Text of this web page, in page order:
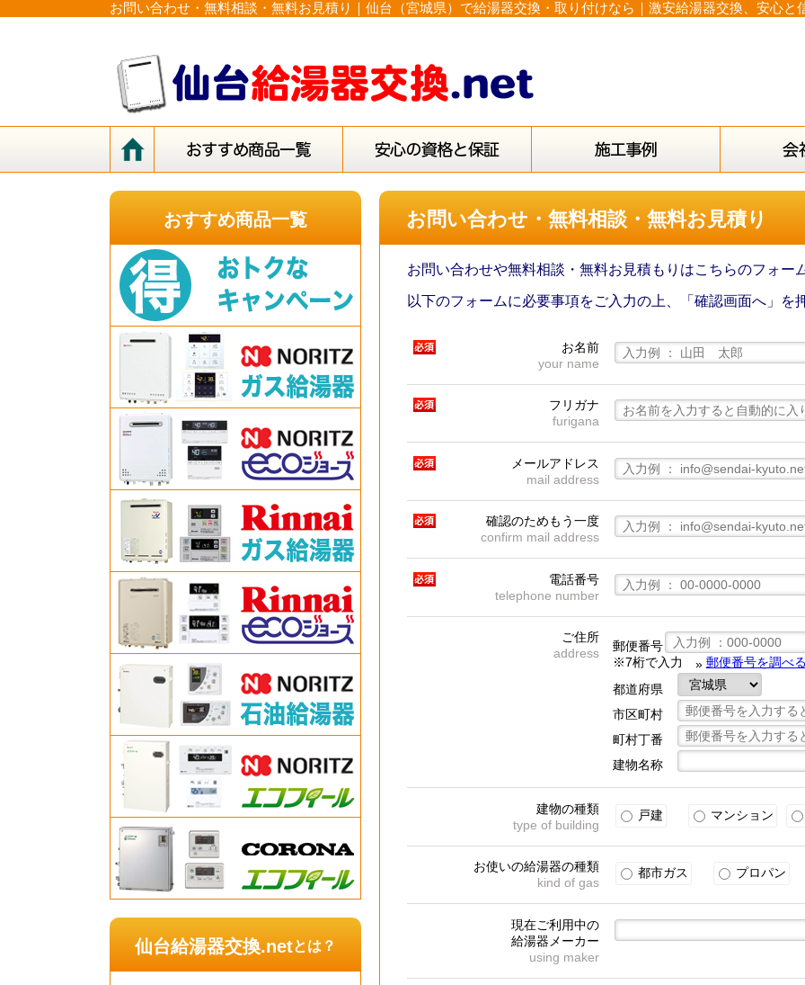
お問い合わせ・無料相談・無料お見積り｜仙台（宮城県）で給湯器交換・取り付けなら｜激安給湯器交換、安心と
お問い合わせ・無料相談・無料お見積り
お問い合わせや無料相談・無料お見積もりはこちらのフォー
以下のフォームに必要事項をご入力の上、「確認画面へ」を
お名前
your name
フリガナ
furigana
メールアドレス
mail address
確認のためもう一度
confirm mail address
電話番号
telephone number
ご住所
address
郵便番号
※7桁で入力
»郵便番号を調べ
都道府県
市区町村
町村丁番
建物名称
建物の種類
type of building
戸建 マンション
お使いの給湯器の種類
kind of gas
都市ガス プロパン
現在ご利用中の
給湯器メーカー
using maker
おすすめ商品一覧
仙台給湯器交換.netとは？